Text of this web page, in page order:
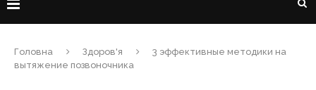
Головна Здоров'я
3 эффективные методики на
вытяжение позвоночника